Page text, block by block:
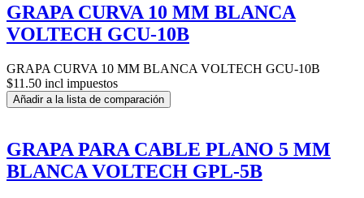
GRAPA CURVA 10 MM BLANCA
VOLTECH GCU-10B
GRAPA CURVA 10 MM BLANCA VOLTECH GCU-10B
$11.50 incl impuestos
Añadir a la lista de comparación
GRAPA PARA CABLE PLANO 5 MM
BLANCA VOLTECH GPL-5B